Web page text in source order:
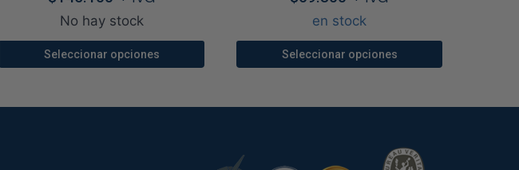
No hay stock
Seleccionar opciones
en stock
Seleccionar opciones
variantes.